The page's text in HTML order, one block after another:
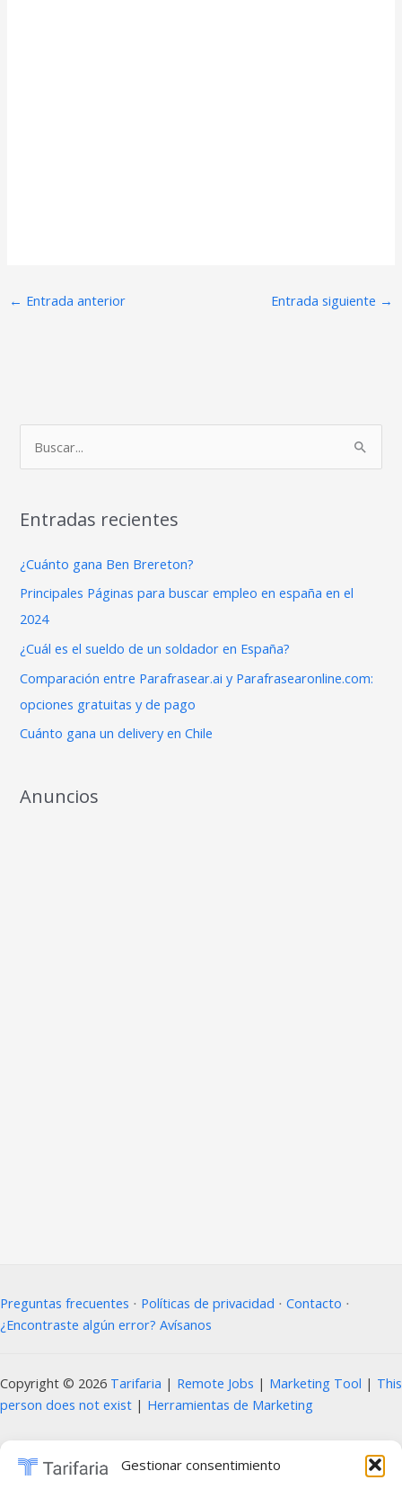
Gestionar consentimiento
← Entrada anterior Entrada siguiente →
u
c
r
:
Entradas recientes
¿Cuánto gana Ben Brereton?
Principales Páginas para buscar empleo en españa en el
2024
¿Cuál es el sueldo de un soldador en España?
Comparación entre Parafrasear.ai y Parafrasearonline.com:
opciones gratuitas y de pago
Cuánto gana un delivery en Chile
Anuncios
Preguntas frecuentes ⋅ Políticas de privacidad ⋅ Contacto ⋅
¿Encontraste algún error? Avísanos
Copyright © 2026 Tarifaria | Remote Jobs | Marketing Tool | This
person does not exist | Herramientas de Marketing
del contenido de este sitio web, incluyendo textos, imágenes, diseños, logotipos,